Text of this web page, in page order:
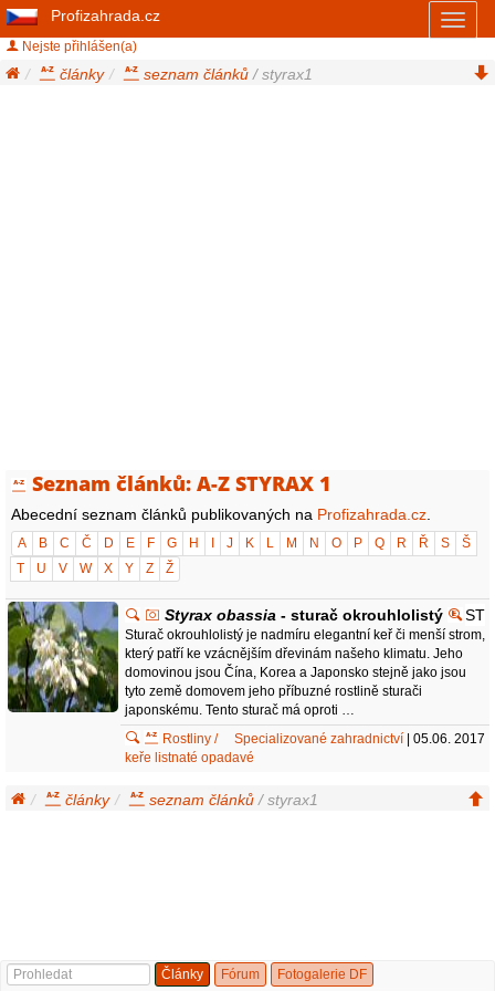
Profizahrada.cz
Nejste přihlášen(a)
články seznam článků / styrax1
Seznam článků: A-Z STYRAX 1
Abecední seznam článků publikovaných na Profizahrada.cz
A B C Č D E F G H J K L M N O P Q R Ř S
Š
T
U V W X Y Z Ž
Styrax obassia - sturač okrouhlolistý ST
Sturač okrouhlolistý je nadmíru elegantní keř či menší strom,
který patří ke vzácnějším dřevinám našeho klimatu. Jeho
domovinou jsou Čína, Korea a Japonsko stejně jako jsou
tyto země domovem jeho příbuzné rostlině sturači
japonskému. Tento sturač má oproti …
Specializované zahradnictví | 05.06. 2017
Rostliny /
keře listnaté opadavé
články seznam článků / styrax1
Články Fórum Fotogalerie DF